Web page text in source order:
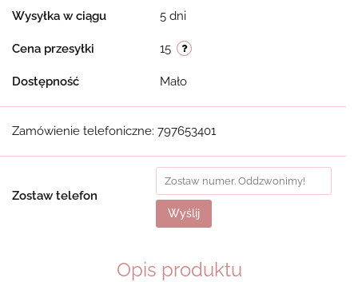
Wysyłka w ciągu 5 dni
Cena przesyłki 15
Dostępność Mało
Zamówienie telefoniczne: 797653401
Zostaw telefon
Wyślij
Opis produktu